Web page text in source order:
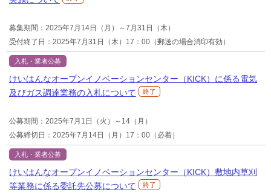
募集期間：2025年7月14日（月）～7月31日（木）
受付終了日：2025年7月31日（木）17：00（郵送の場合消印有効）
入札・業者公募
けいはんなオープンイノベーションセンター（KICK）に係る電気
及びガス調達業務の入札について
終了
公募期間：2025年7月1日（火）～14（月）
公募締切日：2025年7月14日（月）17：00（必着）
入札・業者公募
けいはんなオープンイノベーションセンター（KICK）敷地内草刈
等業務に係る委託先公募について
終了